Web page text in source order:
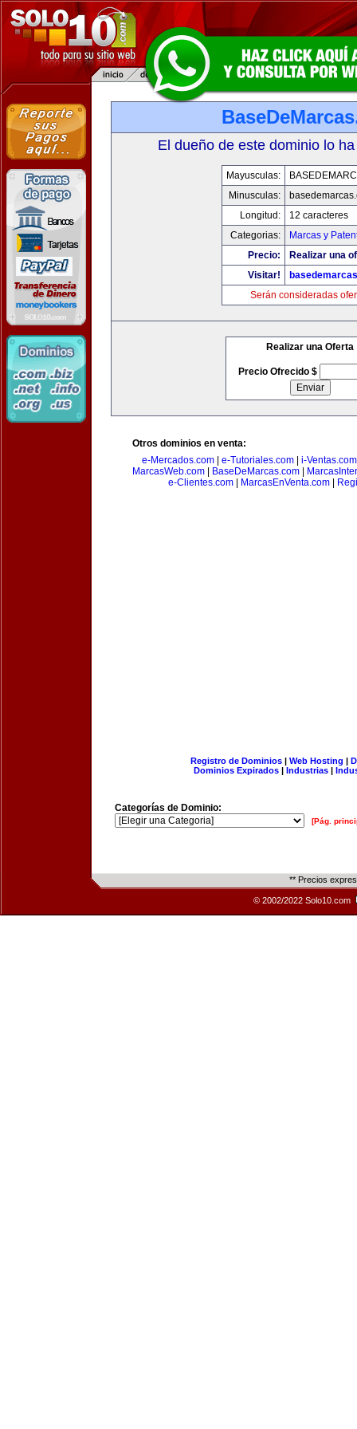
El dueño de este dominio lo
Mayusculas:
Minusculas:
Longitud:
12 caracteres
Categorias:
Marcas y
Precio:
Realizar una
Visitar!
Serán consideradas
Realizar una Oferta
Precio Ofrecido $
Otros dominios en venta:
e-Mercados.com| e-Tutoriales.com| i-Ventas.com
MarcasWeb.com
BaseDeMarcas.com
e-Clientes.com
MarcasEnVenta.com
Registro de Dominios| Web Hosting |
Dominios Expirados | Industrias |
Categorías de Dominio:
[Pág.
** Precios
© 2002/2022 Solo10.com